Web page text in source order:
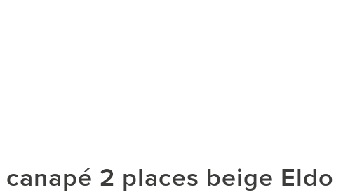
2 places beige Eldo